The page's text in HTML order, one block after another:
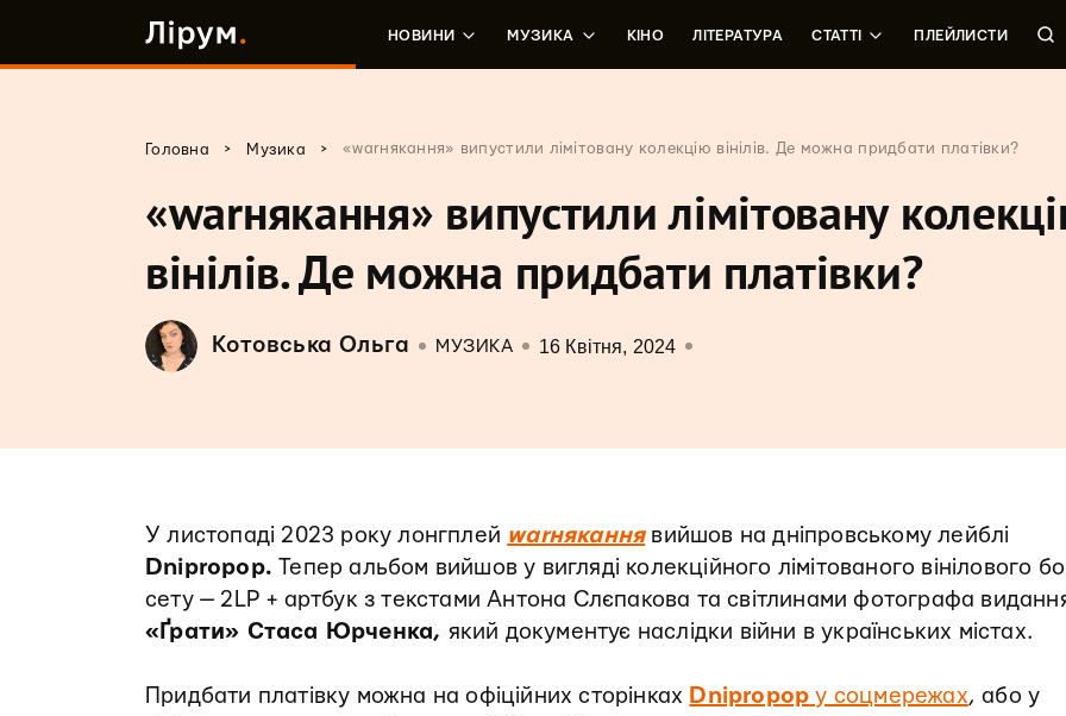
НОВИНИ МУЗИКА КІНО ЛІТЕРАТУРА СТАТТІ ПЛЕЙЛИСТИ
Головна > Музика > «warнякання» випустили лімітовану колекцію вінілів. Де можна придбати платівки?
«warнякання» випустили лімітовану
вінілів. Де можна придбати платівки?
Котовська Ольга МУЗИКА 16 Квітня, 2024
У листопаді 2023 року лонгплей warняканнявийшов на дніпровському лейблі
Dnipropop.Тепер альбом вийшов у вигляді колекційного лімітованого вінілового
сету — 2LP + артбук з текстами Антона Слєпакова та світлинами фотографа
«Ґрати» Стаса Юрченка, який документує наслідки війни в українських містах.
Придбати платівку можна на офіційних сторінках Dnipropop у соцмережах, або у